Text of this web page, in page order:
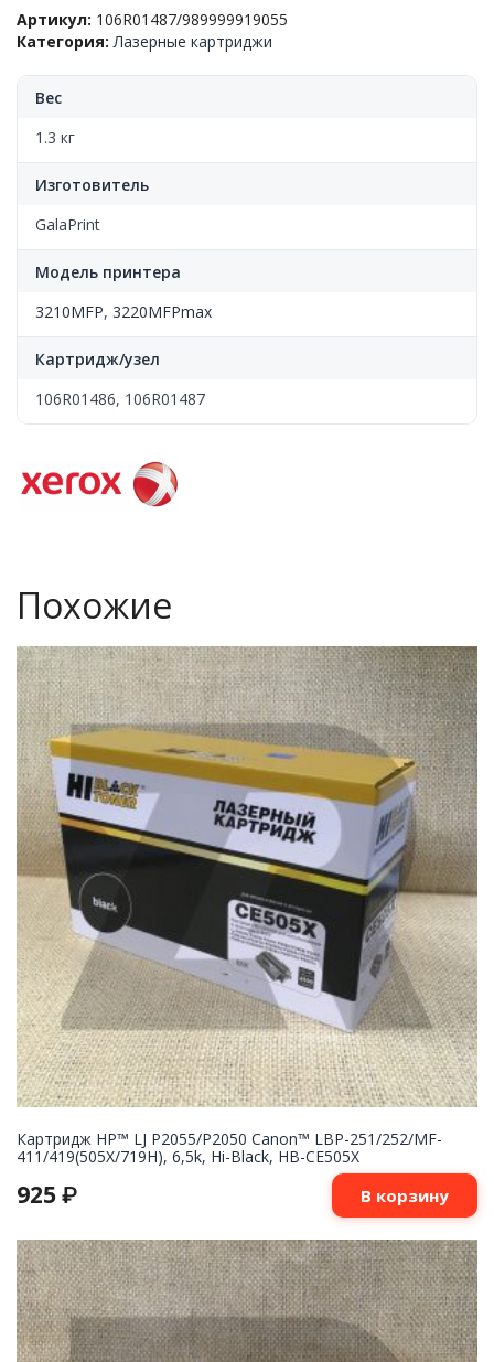
Артикул: 106R01487/989999919055
Категория:Лазерные картриджи
Вес
1.3 кг
Изготовитель
GalaPrint
Модель принтера
3210MFP, 3220MFPmax
Картридж/узел
106R01486, 106R01487
Похожие
Картридж НР™ LJ P2055/P2050 Canon™ LBP-251/252/MF-
411/419(505X/719H), 6,5k, Hi-Black, HB-CE505X
925 ₽ В корзину